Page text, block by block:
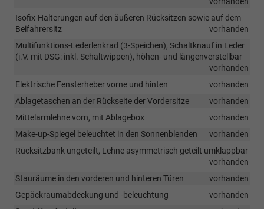
Isofix-Halterungen auf den äußeren Rücksitzen sowie auf dem
Beifahrersitz
vorhanden
Multifunktions-Lederlenkrad (3-Speichen), Schaltknauf in Leder
(i.V. mit DSG: inkl. Schaltwippen), höhen- und längenverstellbar
vorhanden
Elektrische Fensterheber vorne und hinten
vorhanden
Ablagetaschen an der Rückseite der Vordersitze
vorhanden
Mittelarmlehne vorn, mit Ablagebox
vorhanden
Make-up-Spiegel beleuchtet in den Sonnenblenden
vorhanden
Rücksitzbank ungeteilt, Lehne asymmetrisch geteilt umklappbar
vorhanden
Stauräume in den vorderen und hinteren Türen
vorhanden
Gepäckraumabdeckung und -beleuchtung
vorhanden